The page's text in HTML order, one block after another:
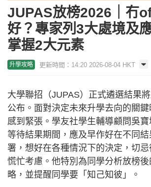
JUPAS放榜2026｜冇
好？專家列3大處境及
掌握2大元素
升學攻略 更新時間：14:20 2026-08-04 HKT
大學聯招（JUPAS）正式遴選結果
公布。面對決定未來升學去向的關
感到緊張。學友社學生輔導顧問吳
等待結果期間，應及早作好在不同
署，想好在各種情況下的決定，切
慌忙考慮。他特別為同學分析放榜
略，並提醒同學要「知己知彼」。